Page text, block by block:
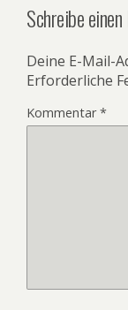
Schreibe
Deine E-Mail-
Erforderliche
Kommentar*